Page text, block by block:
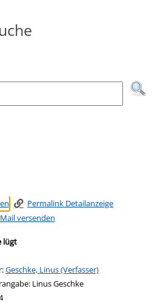
Medienart nach der Sie
Permalink Detailanzeige
versenden
lügt
Suche nach diesem Verfasser
Geschke, Linus (Verfasser)
Linus Geschke